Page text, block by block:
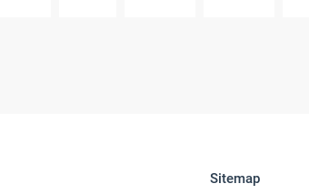
Sitemap